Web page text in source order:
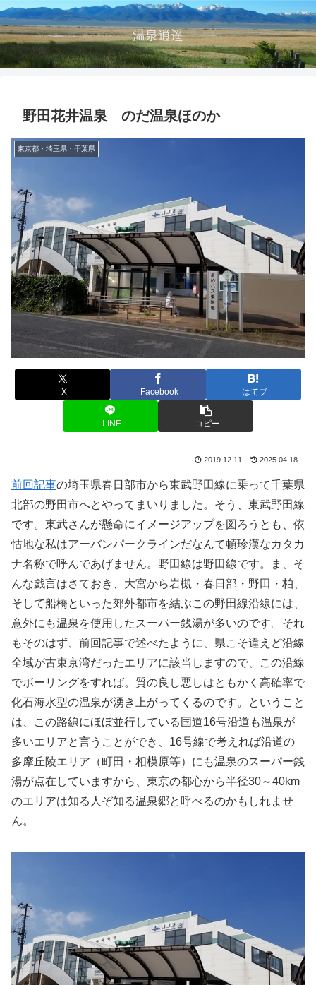
温泉逍遥
野田花井温泉 のだ温泉ほのか
東京都・埼玉県・千葉県
X Facebook はてブ
LINE コピー
2019.12.11 2025.04.18
前回記事の埼玉県春日部市から東武野田線に乗って千葉県
北部の野田市へとやってまいりました。そう、東武野田線
です。東武さんが懸命にイメージアップを図ろうとも、依
怙地な私はアーバンパークラインだなんて頓珍漢なカタカ
ナ名称で呼んであげません。野田線は野田線です。ま、そ
んな戯言はさておき、大宮から岩槻・春日部・野田・柏、
そして船橋といった郊外都市を結ぶこの野田線沿線には、
意外にも温泉を使用したスーパー銭湯が多いのです。それ
もそのはず、前回記事で述べたように、県こそ違えど沿線
全域が古東京湾だったエリアに該当しますので、この沿線
でボーリングをすれば。質の良し悪しはともかく高確率で
化石海水型の温泉が湧き上がってくるのです。ということ
は、この路線にほぼ並行している国道16号沿道も温泉が
多いエリアと言うことができ、16号線で考えれば沿道の
多摩丘陵エリア（町田・相模原等）にも温泉のスーパー銭
湯が点在していますから、東京の都心から半径30～40km
のエリアは知る人ぞ知る温泉郷と呼べるのかもしれませ
ん。